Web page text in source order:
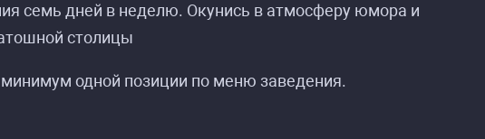
семь дней в неделю. Окунись в атмосферу юмора и
столицы
одной позиции по меню заведения.